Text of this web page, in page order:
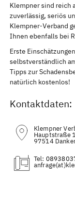
Klempner sind reich
zuverlässig, seriös
Klempner-Verband
Ihnen ebenfalls bei
Erste
selbstverständlich
Tipps zur
natürlich kostenlos!
Kontaktdaten:
Klempner
Hauptstraße
97514
Tel:
(at)